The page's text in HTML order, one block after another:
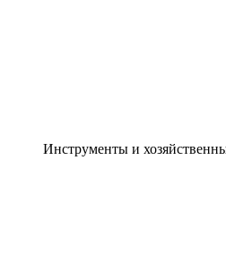
Инструменты и